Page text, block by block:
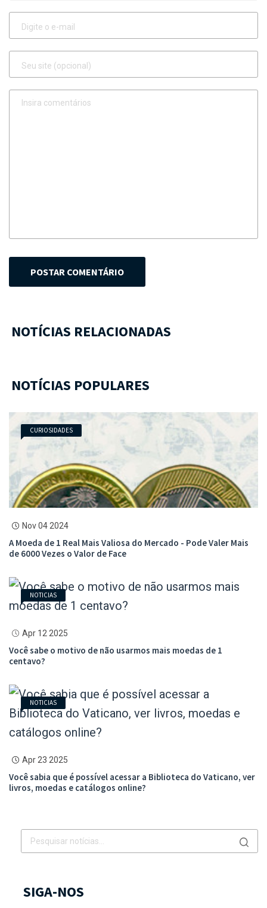
POSTAR COMENTÁRIO
NOTÍCIAS RELACIONADAS
NOTÍCIAS POPULARES
CURIOSIDADES
Nov 04 2024
A Moeda de 1 Real Mais Valiosa do Mercado - Pode Valer Mais
de 6000 Vezes o Valor de Face
NOTICIAS
Apr 12 2025
Você sabe o motivo de não usarmos mais moedas de 1
centavo?
NOTICIAS
Apr 23 2025
Você sabia que é possível acessar a Biblioteca do Vaticano, ver
livros, moedas e catálogos online?
SIGA-NOS